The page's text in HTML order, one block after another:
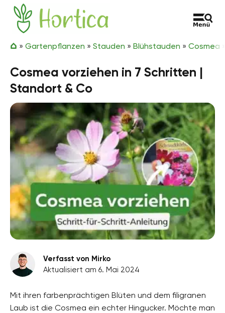
Zum Inhalt springen
Hortica
» Gartenpflanzen » Stauden » Blühstauden » Cosmea
Cosmea vorziehen in 7 Schritten |
Standort & Co
Verfasst von Mirko
Aktualisiert am 6. Mai 2024
Mit ihren farbenprächtigen Blüten und dem filigranen
Laub ist die Cosmea ein echter Hingucker. Möchte man